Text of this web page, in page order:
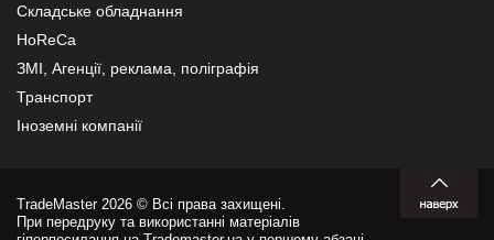
Складське обладнання
HoReCa
ЗМІ, Агенції, реклама, поліграфія
Транспорт
Іноземні компанії
TradeMaster 2026 © Всі права захищені.
При передруку та використанні матеріалів